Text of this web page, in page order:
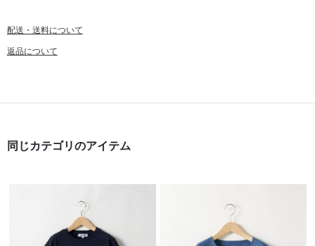
配送・送料について
返品について
同じカテゴリのアイテム